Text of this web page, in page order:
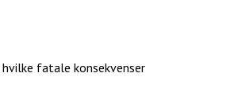
fatale konsekvenser